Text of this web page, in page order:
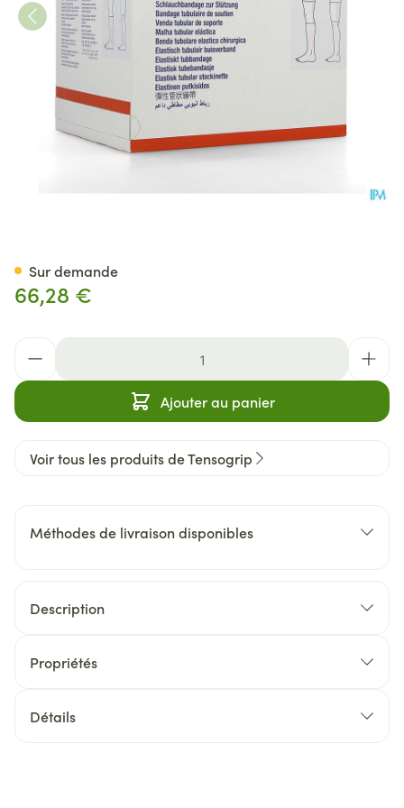
66,28 €
Ajouter au panier
Sur demande
Voir tous les produits de Tensogrip
Méthodes de livraison disponibles
Description
Propriétés
Détails